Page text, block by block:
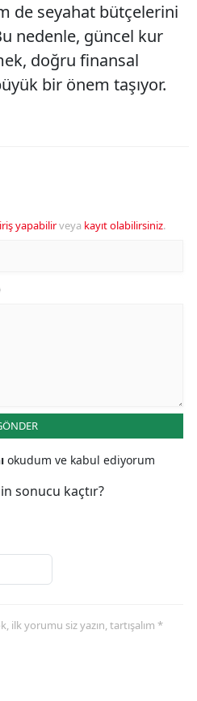
de seyahat bütçelerini
nedenle, güncel kur
doğru finansal
bir önem taşıyor.
yapabilirveya kayıt olabilirsiniz.
okudum ve kabul ediyorum
sonucu kaçtır?
ilk yorumu siz yazın, tartışalım *